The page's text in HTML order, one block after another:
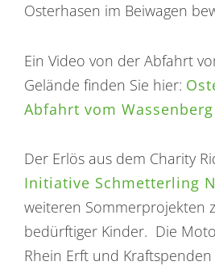
Osterhasen im Beiwagen
Ein Video von der Abfahrt
Gelände finden Sie hier:
Abfahrt vom
Der Erlös aus dem Charity
Initiative Schmetterling
weiteren Sommerprojekten
bedürftiger Kinder. Die
Rhein Erft und